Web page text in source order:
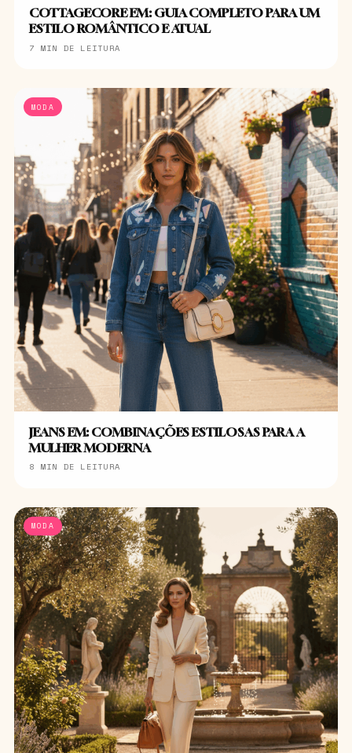
COTTAGECORE EM: GUIA COMPLETO PARA UM
ESTILO ROMÂNTICO E ATUAL
7 MIN DE LEITURA
MODA
JEANS EM: COMBINAÇÕES ESTILOSAS PARA A
MULHER MODERNA
8 MIN DE LEITURA
MODA